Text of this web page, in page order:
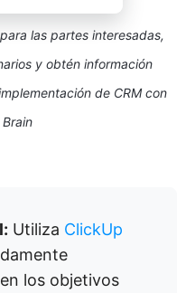
las partes interesadas,
y obtén información
de CRM con
Utiliza ClickUp
los objetivos